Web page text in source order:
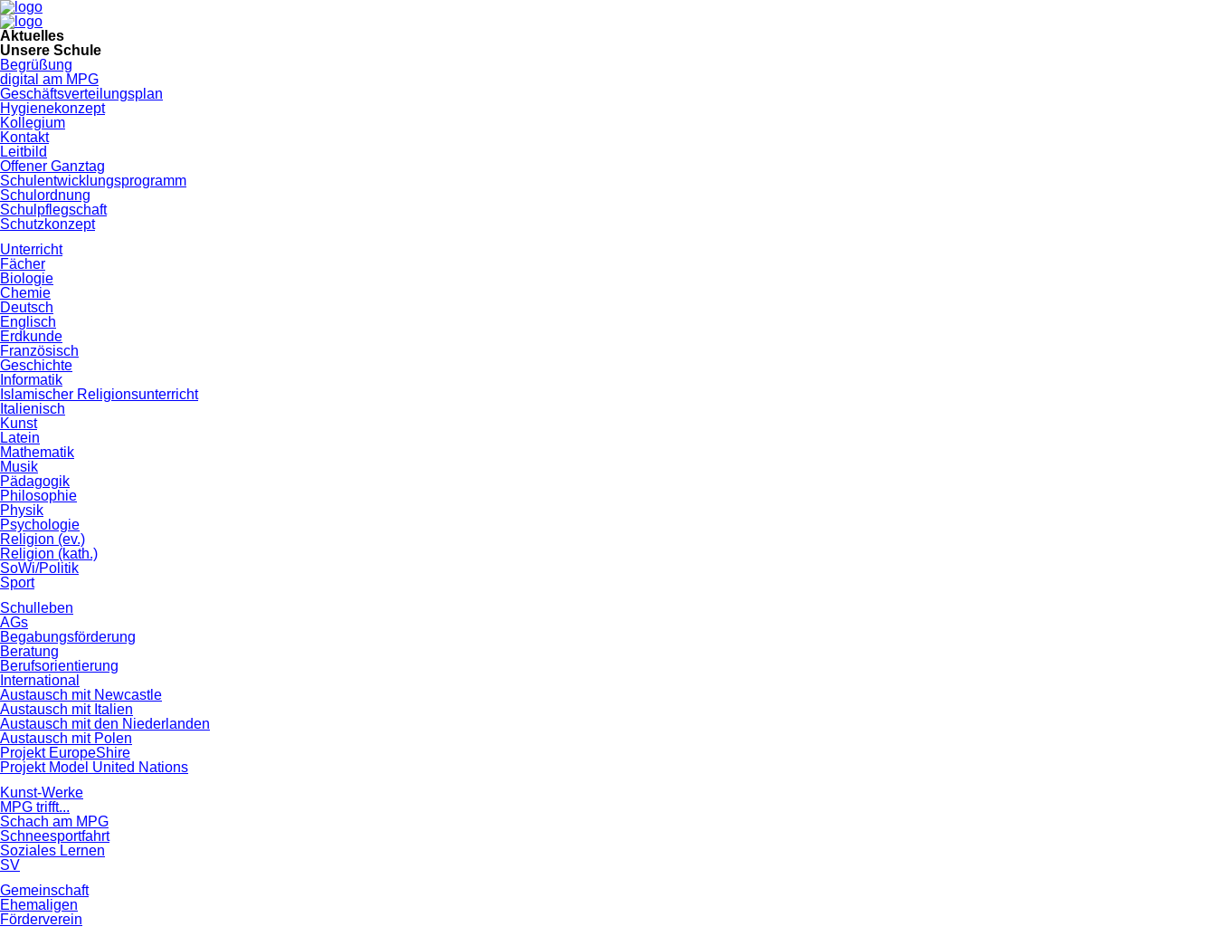
Navigation
überspringen
Aktuelles
Unsere Schule
Begrüßung
digital am MPG
Geschäftsverteilungsplan
Hygienekonzept
Kollegium
Kontakt
Leitbild
Offener Ganztag
Schulentwicklungsprogramm
Schulordnung
Schulpflegschaft
Schutzkonzept
Unterricht
Fächer
Biologie
Chemie
Deutsch
Englisch
Erdkunde
Französisch
Geschichte
Informatik
Islamischer Religionsunterricht
Italienisch
Kunst
Latein
Mathematik
Musik
Pädagogik
Philosophie
Physik
Psychologie
Religion (ev.)
Religion (kath.)
SoWi/Politik
Sport
Schulleben
AGs
Begabungsförderung
Beratung
Berufsorientierung
International
Austausch mit Newcastle
Austausch mit Italien
Austausch mit den Niederlanden
Austausch mit Polen
Projekt EuropeShire
Projekt Model United Nations
Kunst-Werke
MPG trifft...
Schach am MPG
Schneesportfahrt
Soziales Lernen
SV
Gemeinschaft
Ehemaligen
Förderverein